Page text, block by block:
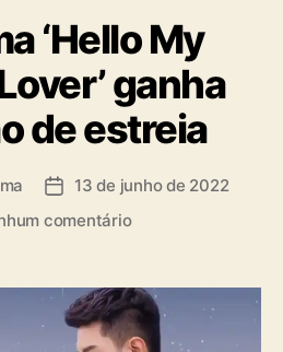
t
g
o
r
i
a
s
‘Hello My
ganha
de estreia
D
d
13 de junho de 2022
comentárioe
-
D
r